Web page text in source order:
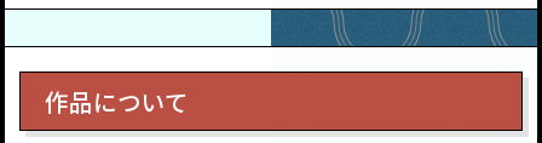
作品について